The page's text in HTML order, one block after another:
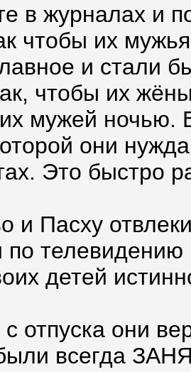
в журналах и
чтобы их
и стали
чтобы их
мужей ночью.
они
Это быстро
и Пасху
по
детей
отпуска они
всегда